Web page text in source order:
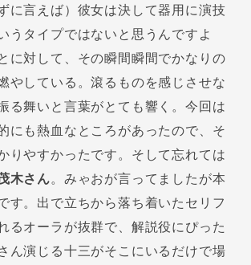
に言えば）彼女は決して器用に演技
うタイプではないと思うんですよ
に対して、その瞬間瞬間でかなりの
やしている。滾るものを感じさせな
る舞いと言葉がとても響く。今回は
にも熱血なところがあったので、そ
りやすかったです。そして忘れては
木さん。みゃおが言ってましたが本
す。出で立ちから落ち着いたセリフ
るオーラが抜群で、解説役にぴった
ん演じる十三がそこにいるだけで場